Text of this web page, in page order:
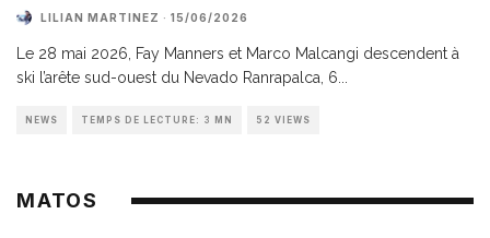
LILIAN MARTINEZ · 15/06/2026
Le 28 mai 2026, Fay Manners et Marco Malcangi descendent à
ski l’arête sud-ouest du Nevado Ranrapalca, 6
NEWS TEMPS DE LECTURE: 3 MN 52 VIEWS
MATOS